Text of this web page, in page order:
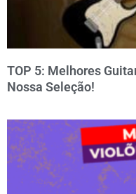
TOP 5: Melhores
Nossa Seleção!